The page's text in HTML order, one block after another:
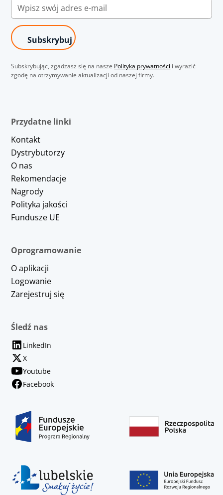
Subskrybując, zgadzasz się na nasze Polityka prywatności i wyrazić
zgodę na otrzymywanie aktualizacji od naszej firmy.
Przydatne linki
Kontakt
Dystrybutorzy
O nas
Rekomendacje
Nagrody
Polityka jakości
Fundusze UE
Oprogramowanie
O aplikacji
Logowanie
Zarejestruj się
Śledź nas
LinkedIn
X
Youtube
Facebook